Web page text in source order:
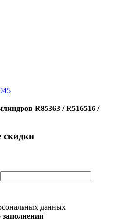
R85363 / R516516 /
скидки
данных
заполнения